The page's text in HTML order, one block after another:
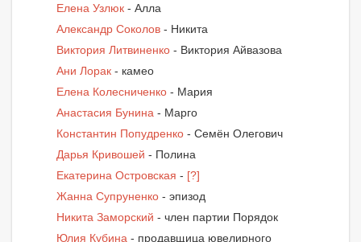
Елена Узлюк - Алла
Александр Соколов - Никита
Виктория Литвиненко - Виктория Айвазова
Ани Лорак - камео
Елена Колесниченко - Мария
Анастасия Бунина - Марго
Константин Попудренко - Семён Олегович
Дарья Кривошей - Полина
Екатерина Островская - [?]
Жанна Супруненко - эпизод
Никита Заморский - член партии Порядок
Юлия Кубина - продавщица ювелирного